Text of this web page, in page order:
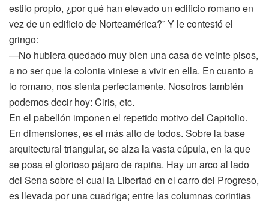
estilo propio, ¿por qué han elevado un edificio romano en
vez de un edificio de Norteamérica?” Y le contestó el
gringo:
—No hubiera quedado muy bien una casa de veinte pisos,
a no ser que la colonia viniese a vivir en ella. En cuanto a
lo romano, nos sienta perfectamente. Nosotros también
podemos decir hoy: Ciris, etc.
En el pabellón imponen el repetido motivo del Capitolio.
En dimensiones, es el más alto de todos. Sobre la base
arquitectural triangular, se alza la vasta cúpula, en la que
se posa el glorioso pájaro de rapiña. Hay un arco al lado
del Sena sobre el cual la Libertad en el carro del Progreso,
es llevada por una cuadriga; entre las columnas corintias